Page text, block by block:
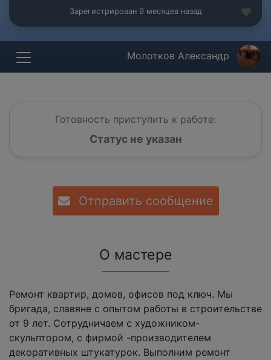
Зарегистрирован 9 месяцев назад
Молотков Александр
Готовность приступить к работе:
Статус не указан
Отправить сообщение
О мастере
Ремонт квартир, домов, офисов под ключ. Мы
бригада, славяне с опытом работы в строительстве
от 9 лет. Сотрудничаем с художником-
скульптором, с фирмой -производителем
декоративных штукатурок. Выполним ремонт